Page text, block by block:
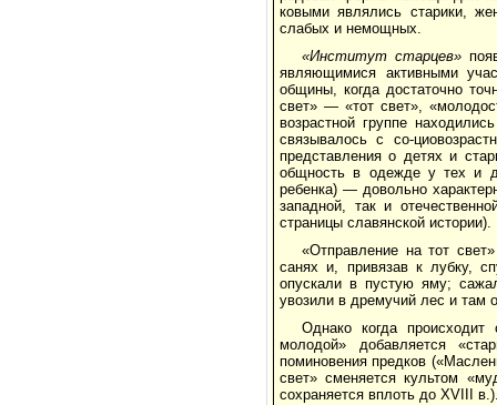
ковыми являлись старики,
слабых и немощ­ных.
«Институт старцев»
являющимися активными
общины, когда достаточно
свет» — «тот свет»,
возрастной группе
связывалось с со-
представления о детях и
общность в одежде у тех и
ребенка) — довольно
западной, так и
страницы славянской истории).
«Отправление на тот
санях и, привязав к лубку,
опускали в пустую яму;
увозили в дремучий лес и там
Однако когда
молодой» добавляет­ся
поминовения предков
свет» сменяется культом
сохраняется вплоть до XVIII